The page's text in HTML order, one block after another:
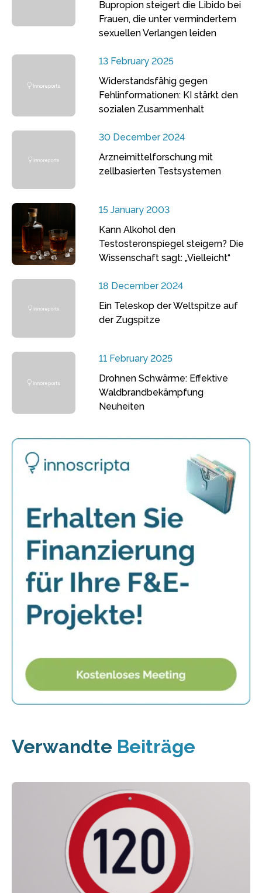
Bupropion steigert die Libido bei
Frauen, die unter vermindertem
sexuellen Verlangen leiden
13 February 2025
Widerstandsfähig gegen
Fehlinformationen: KI stärkt den
sozialen Zusammenhalt
30 December 2024
Arzneimittelforschung mit
zellbasierten Testsystemen
15 January 2003
Kann Alkohol den
Testosteronspiegel steigern? Die
Wissenschaft sagt: „Vielleicht“
18 December 2024
Ein Teleskop der Weltspitze auf
der Zugspitze
11 February 2025
Drohnen Schwärme: Effektive
Waldbrandbekämpfung
Neuheiten
Verwandte Beiträge